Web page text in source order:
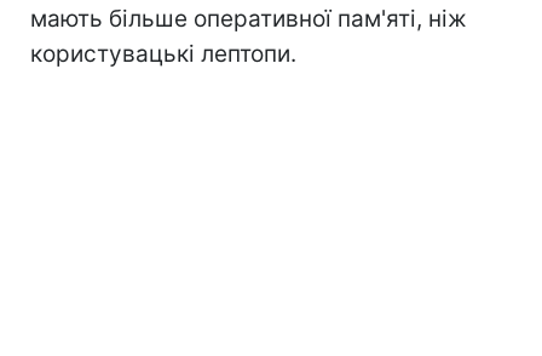
мають більше оперативної пам'яті, ніж
користувацькі лептопи.